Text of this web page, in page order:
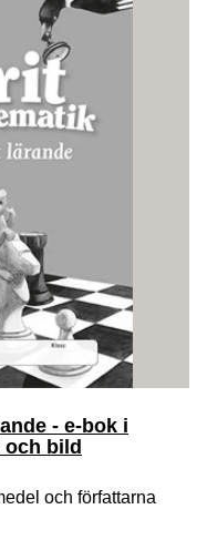
- e-bok i
och bild
och författarna